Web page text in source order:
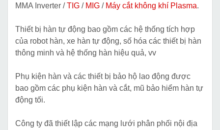
MMA Inverter /TIG / MIG / Máy cắt không khí Plasma.
Thiết bị hàn tự động bao gồm các hệ thống tích hợp
của robot hàn, xe hàn tự động, số hóa các thiết bị hàn
thông minh và hệ thống hàn hiệu quả, vv
Phụ kiện hàn và các thiết bị bảo hộ lao động được
bao gồm các phụ kiện hàn và cắt, mũ bảo hiểm hàn tự
động tối.
Công ty đã thiết lập các mạng lưới phân phối nội địa